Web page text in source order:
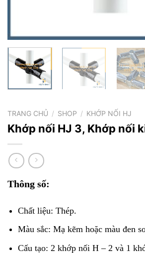
TRANG CHỦ / SHOP / KHỚP NỐI HJ
Khớp nối HJ 3, Khớp nối
Thông số:
Chất liệu: Thép.
Màu sắc: Mạ kẽm hoặc màu đen
Cấu tạo: 2 khớp nối H – 2 và 1